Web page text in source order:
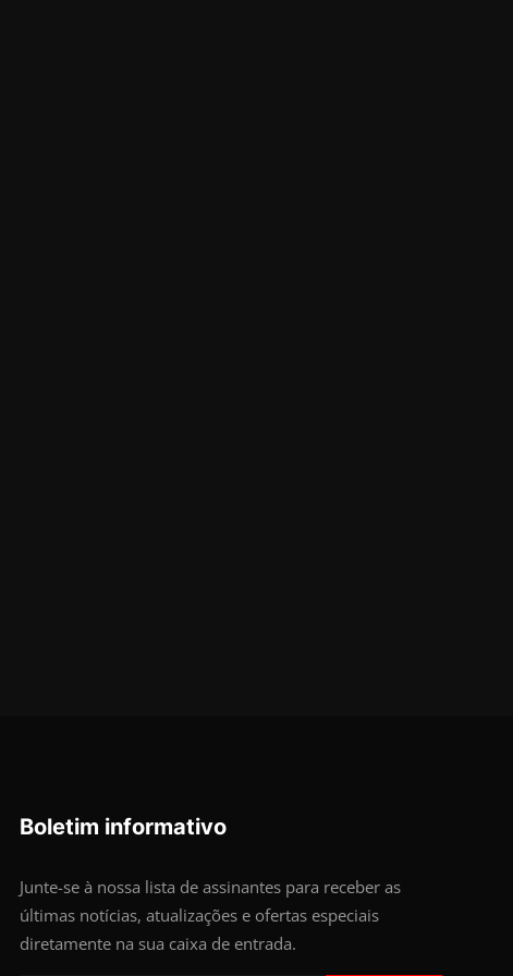
Boletim informativo
Junte-se à nossa lista de assinantes para receber as
últimas notícias, atualizações e ofertas especiais
diretamente na sua caixa de entrada.